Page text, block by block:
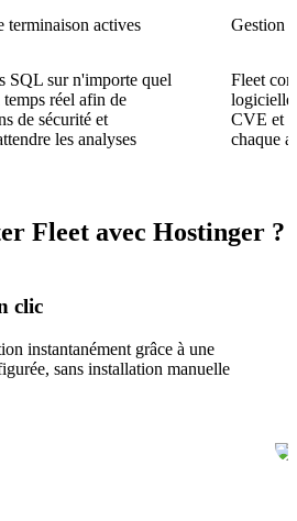
terminaison actives
SQL sur n'importe quel
réel afin de
de sécurité et
les analyses
Gestion
Fleet
CVE et
chaque
Fleet avec Hostinger ?
clic
instantanément grâce à une
sans installation manuelle